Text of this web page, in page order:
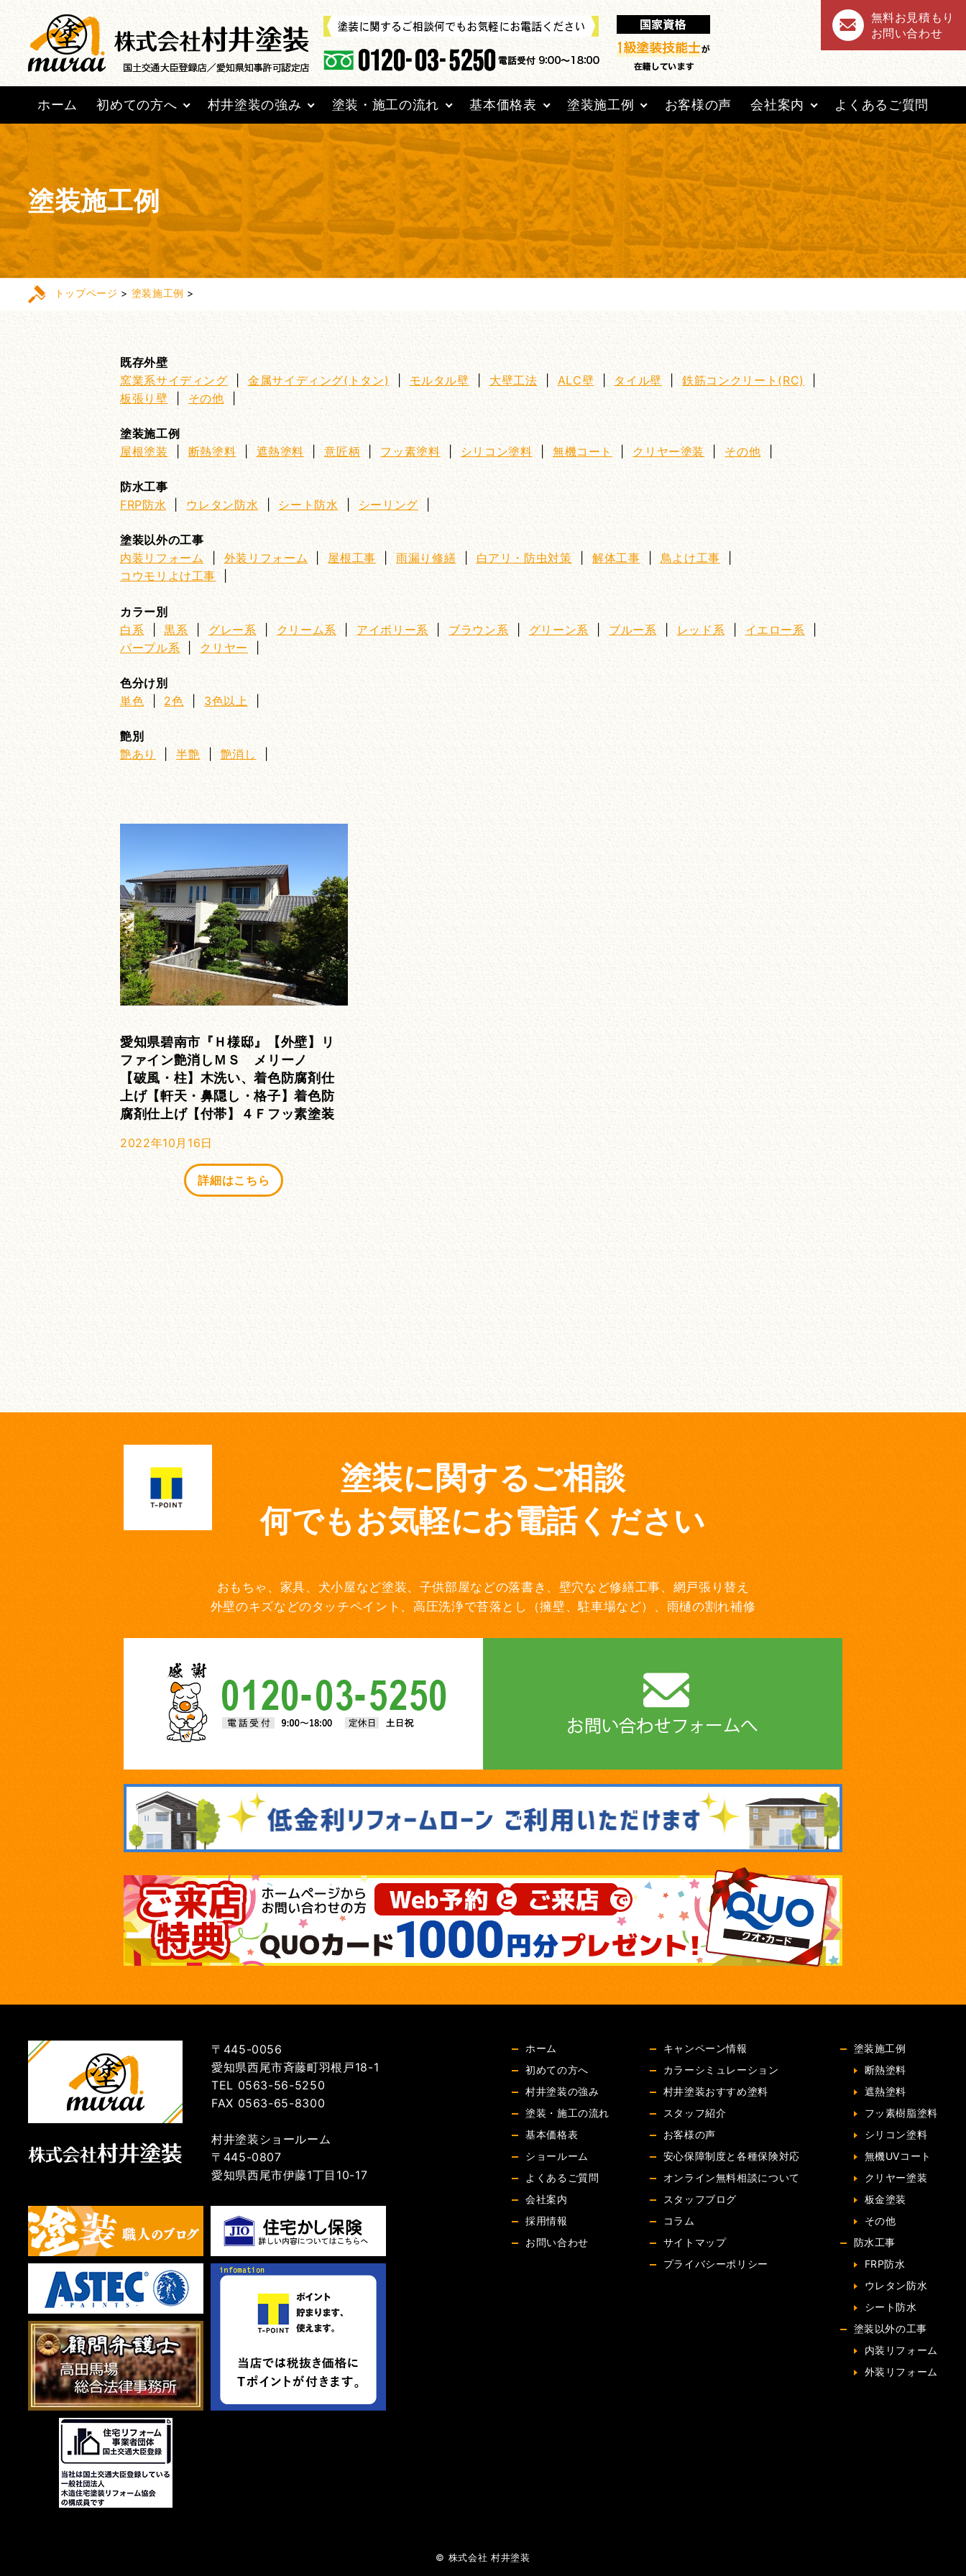
無料お見積もり
お問い合わせ
ホーム 初めての方へ 村井塗装の強み 塗装・施工の流れ 基本価格表 塗装施工例 お客様の声 会社案内 よくあるご質問
塗装施工例
トップページ > 塗装施工例 >
既存外壁
窯業系サイディング
金属サイディング(トタン) モルタル壁 大壁工法 ALC壁 タイル壁 |鉄筋コンクリート(RC)
板張り壁
その他
塗装施工例
屋根塗装
断熱塗料 遮熱塗料 |意匠柄 フッ素塗料 シリコン塗料 無機コート クリヤー塗装 その他
防水工事
FRP防水
ウレタン防水 シート防水 シーリング
塗装以外の工事
内装リフォーム | 外装リフォーム | 屋根工事 |雨漏り修繕 白アリ・防虫対策 | 解体工事 | 鳥よけ工事
コウモリよけ工事
カラー別
白系 |黒系 グレー系 クリーム系 アイボリー系| ブラウン系 グリーン系 ブルー系 レッド系 イエロー系 |
パープル系
クリヤー
色分け別
単色
2色 3色以上 |
艶別
艶あり
|半艶 艶消し
愛知県碧南市『Ｈ様邸』【外壁】リ
ファイン艶消しＭＳ メリーノ
【破風・柱】木洗い、着色防腐剤仕
上げ【軒天・鼻隠し・格子】着色防
腐剤仕上げ【付帯】４Ｆフッ素塗装
2022年10月16日
詳細はこちら
塗装に関するご相談
何でもお気軽にお電話ください
おもちゃ、家具、犬小屋など塗装、子供部屋などの落書き、壁穴など修繕工事、網戸張り替え
外壁のキズなどのタッチペイント、高圧洗浄で苔落とし（擁壁、駐車場など）、雨樋の割れ補修
〒445-0056
愛知県西尾市斉藤町羽根戸18-1
TEL 0563-56-5250
FAX 0563-65-8300
村井塗装ショールーム
〒445-0807
愛知県西尾市伊藤1丁目10-17
ホーム
初めての方へ
村井塗装の強み
塗装・施工の流れ
基本価格表
ショールーム
よくあるご質問
会社案内
採用情報
お問い合わせ
キャンペーン情報
カラーシミュレーション
村井塗装おすすめ塗料
スタッフ紹介
お客様の声
安心保障制度と各種保険対応
オンライン無料相談について
スタッフブログ
コラム
サイトマップ
プライバシーポリシー
塗装施工例
断熱塗料
遮熱塗料
フッ素樹脂塗料
シリコン塗料
無機UVコート
クリヤー塗装
板金塗装
その他
防水工事
FRP防水
ウレタン防水
シート防水
塗装以外の工事
内装リフォーム
外装リフォーム
© 株式会社 村井塗装